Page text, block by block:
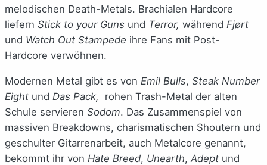
melodischen Death-Metals. Brachialen Hardcore
liefern Stick to your Guns und Terror, während Fjørt
und Watch Out Stampede ihre Fans mit Post-
Hardcore verwöhnen.
Modernen Metal gibt es von Emil Bulls, Steak Number
Eight und Das Pack, rohen Trash-Metal der alten
Schule servieren Sodom. Das Zusammenspiel von
massiven Breakdowns, charismatischen Shoutern und
geschulter Gitarrenarbeit, auch Metalcore genannt,
bekommt ihr von Hate Breed, Unearth, Adept und